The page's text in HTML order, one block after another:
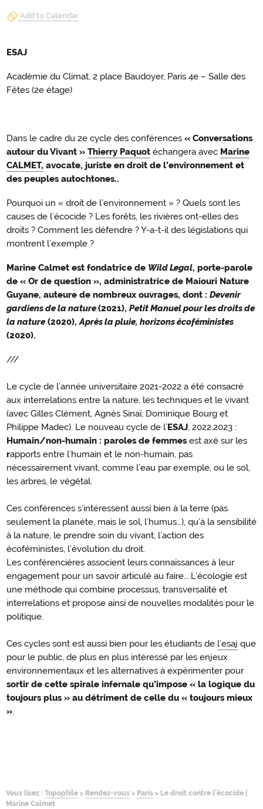
Add to Calendar
ESAJ
Académie du Climat, 2 place Baudoyer, Paris 4e – Salle des
Fêtes (2e étage)
Dans le cadre du 2e cycle des conférences « Conversations
autour du Vivant » Thierry Paquot échangera avec Marine
CALMET, avocate, juriste en droit de l’environnement et
des peuples autochtones..
Pourquoi un « droit de l’environnement » ? Quels sont les
causes de l’écocide ? Les forêts, les rivières ont-elles des
droits ? Comment les défendre ? Y-a-t-il des législations qui
montrent l’exemple ?
Marine Calmet est fondatrice de Wild Legal, porte-parole
de « Or de question », administratrice de Maiouri Nature
Guyane, auteure de nombreux ouvrages, dont : Devenir
gardiens de la nature(2021), Petit Manuel pour les droits de
la nature(2020),Après la pluie, horizons écoféministes
(2020).
///
Le cycle de l’année universitaire 2021-2022 a été consacré
aux interrelations entre la nature, les techniques et le vivant
(avec Gilles Clément, Agnès Sinaï, Dominique Bourg et
Philippe Madec). Le nouveau cycle de l’ESAJ, 2022.2023 :
Humain/non-humain : paroles de femmes est axé sur les
rapports entre l’humain et le non-humain, pas
nécessairement vivant, comme l’eau par exemple, ou le sol,
les arbres, le végétal.
Ces conférences s’intéressent aussi bien à la terre (pas
seulement la planète, mais le sol, l’humus…), qu’à la sensibilité
à la nature, le prendre soin du vivant, l’action des
écoféministes, l’évolution du droit.
Les conférencières associent leurs connaissances à leur
engagement pour un savoir articulé au faire… L’écologie est
une méthode qui combine processus, transversalité et
interrelations et propose ainsi de nouvelles modalités pour le
politique.
Ces cycles sont est aussi bien pour les étudiants de l’esaj que
pour le public, de plus en plus intéressé par les enjeux
environnementaux et les alternatives à expérimenter pour
sortir de cette spirale infernale qu’impose « la logique du
toujours plus » au détriment de celle du « toujours mieux
».
Vous lisez : Topophile > Rendez-vous > Paris > Le droit contre l’écocide |
Marine Calmet